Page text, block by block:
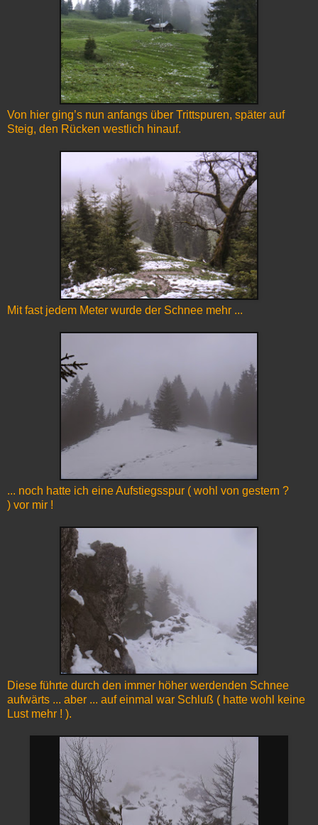
Von hier ging’s nun anfangs über Trittspuren, später auf
Steig, den Rücken westlich hinauf.
Mit fast jedem Meter wurde der Schnee mehr ...
... noch hatte ich eine Aufstiegsspur ( wohl von gestern ?
) vor mir !
Diese führte durch den immer höher werdenden Schnee
aufwärts ... aber ... auf einmal war Schluß ( hatte wohl keine
Lust mehr ! ).